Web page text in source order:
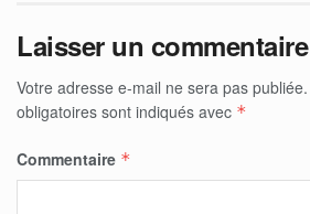
Laisser un commentaire
Votre adresse e-mail ne sera pas publiée.
obligatoires sont indiqués avec *
Commentaire *